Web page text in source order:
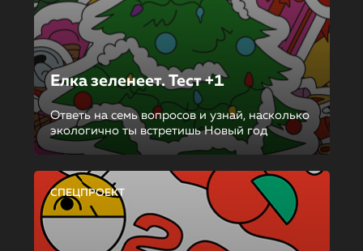
Елка зеленеет. Тест +1
Ответь на семь вопросов и узнай, насколько
экологично ты встретишь Новый год
СПЕЦПРОЕКТ